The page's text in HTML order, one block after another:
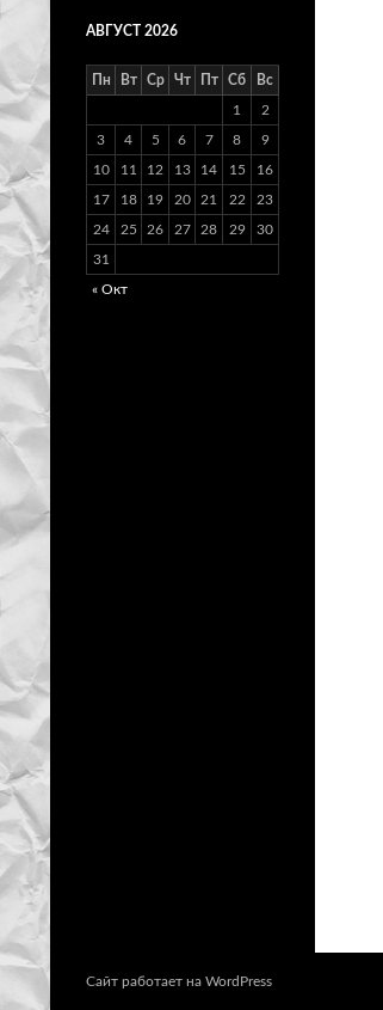
АВГУСТ 2026
Пн Вт Ср Чт Пт Сб Вс
1 2
3 4 5 6 7 8 9
10 11 12 13 14 15 16
17 18 19 20 21 22 23
24 25 26 27 28 29 30
31
« Окт
Сайт работает на WordPress